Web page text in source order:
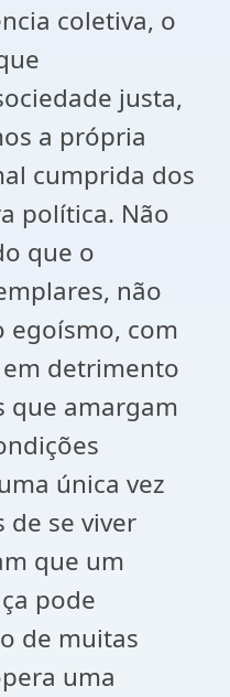
coletiva, o
justa,
a própria
cumprida dos
política. Não
que o
não
egoísmo, com
detrimento
que amargam
única vez
de se viver
que um
pode
de muitas
uma